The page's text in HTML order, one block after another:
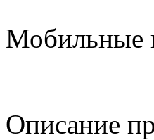
Мобильные
Описание